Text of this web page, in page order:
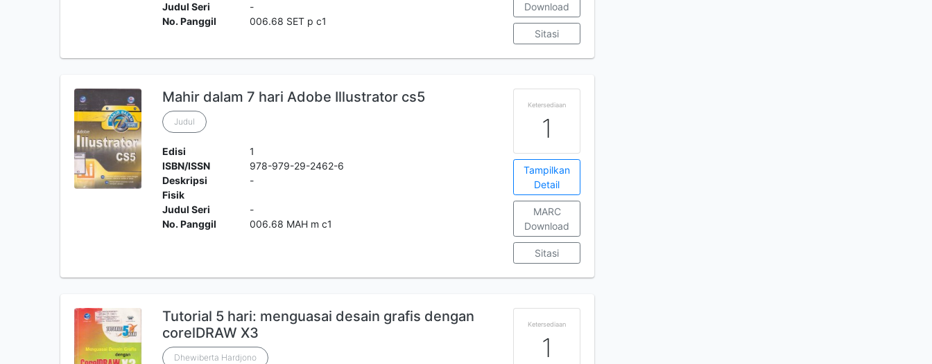
Judul Seri
-
No. Panggil
006.68 SET p c1
Download
Sitasi
Mahir dalam 7 hari Adobe Illustrator cs5
Judul
Edisi
1
ISBN/ISSN
978-979-29-2462-6
Deskripsi
Fisik
-
Judul Seri
-
No. Panggil
006.68 MAH m c1
Ketersediaan
1
Tampilkan
Detail
MARC
Download
Sitasi
Tutorial 5 hari: menguasai desain grafis dengan
corelDRAW X3
Dhewiberta Hardjono
Ketersediaan
1